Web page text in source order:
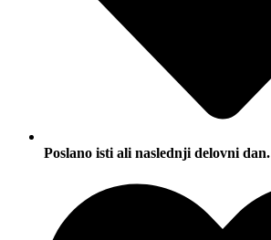
Poslano isti ali naslednji delovni dan.